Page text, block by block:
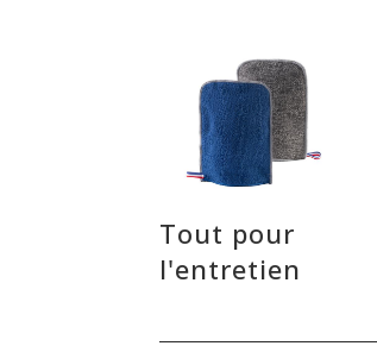
Tout pour
l'entretien